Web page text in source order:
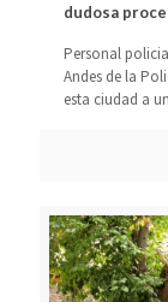
dudosa
Personal
Andes de la
esta ciudad a